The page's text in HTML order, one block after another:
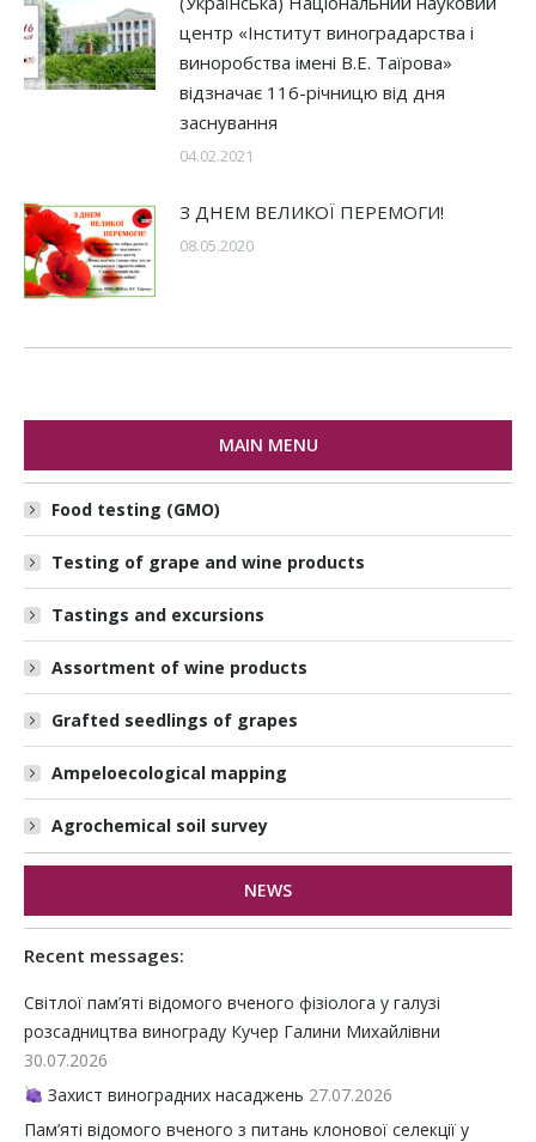
центр «Інститут виноградарства і
виноробства імені В.Е. Таїрова»
відзначає 116-річницю від дня
заснування
04.02.2021
З ДНЕМ ВЕЛИКОЇ ПЕРЕМОГИ!
08.05.2020
MAIN MENU
Food testing (GMO)
Testing of grape and wine products
Tastings and excursions
Assortment of wine products
Grafted seedlings of grapes
Ampeloecological mapping
Agrochemical soil survey
NEWS
Recent messages:
Світлої пам’яті відомого вченого фізіолога у галузі
розсадництва винограду Кучер Галини Михайлівни
30.07.2026
Захист виноградних насаджень 27.07.2026
Пам’яті відомого вченого з питань клонової селекції у